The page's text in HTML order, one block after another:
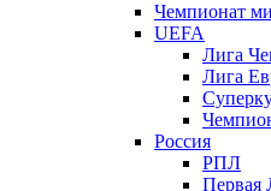
Чемпионат
UEFA
Лига
Лига
Россия
РПЛ